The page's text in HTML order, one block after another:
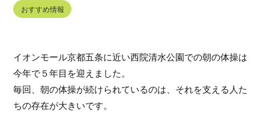
て
る
サ
イ
｜
おすすめ情報
イオンモール京都五条に近い西院清水公園での朝の体操は
今年で５年目を迎えました。
毎回、朝の体操が続けられているのは、それを支える人た
ちの存在が大きいです。